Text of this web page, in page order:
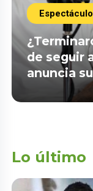
de seguir
anuncia
Lo último